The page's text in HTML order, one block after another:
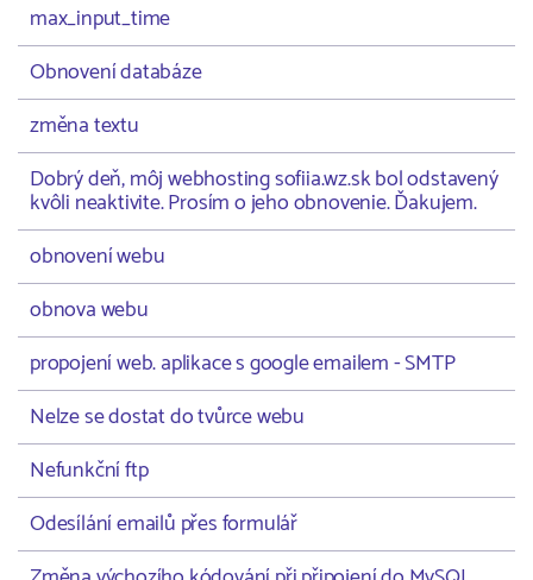
max_input_time
Obnovení databáze
změna textu
Dobrý deň, môj webhosting sofiia.wz.sk bol odstavený
kvôli neaktivite. Prosím o jeho obnovenie. Ďakujem.
obnovení webu
obnova webu
propojení web. aplikace s google emailem - SMTP
Nelze se dostat do tvůrce webu
Nefunkční ftp
Odesílání emailů přes formulář